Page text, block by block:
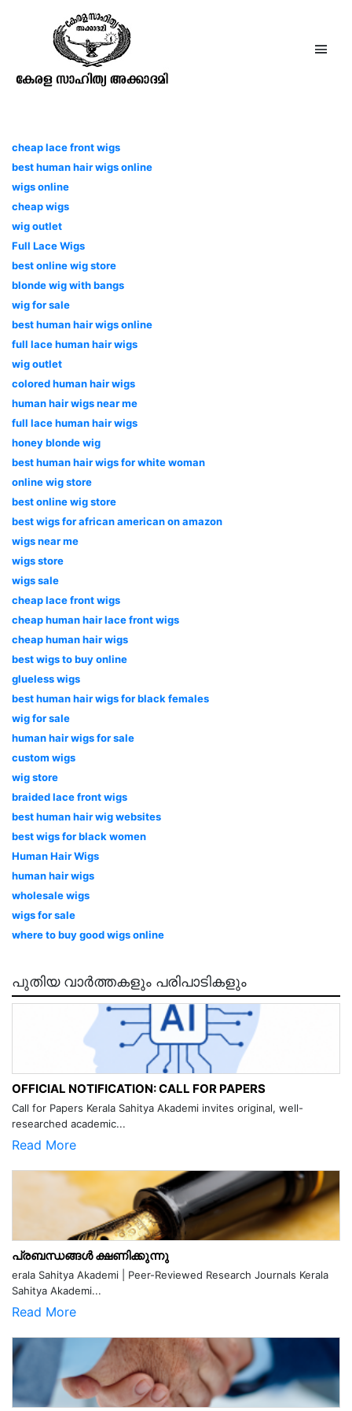
ഒരു കുമരകംകാരന്റെ
കുരുത്തംകെട്ട ലിഖിതങ്ങൾ
cheap lace front wigs
best human hair wigs online
wigs online
cheap wigs
wig outlet
Full Lace Wigs
best online wig store
blonde wig with bangs
wig for sale
best human hair wigs online
full lace human hair wigs
wig outlet
colored human hair wigs
human hair wigs near me
full lace human hair wigs
honey blonde wig
best human hair wigs for white woman
online wig store
best online wig store
best wigs for african american on amazon
wigs near me
wigs store
wigs sale
cheap lace front wigs
cheap human hair lace front wigs
cheap human hair wigs
best wigs to buy online
glueless wigs
best human hair wigs for black females
wig for sale
human hair wigs for sale
custom wigs
wig store
braided lace front wigs
best human hair wig websites
best wigs for black women
Human Hair Wigs
human hair wigs
wholesale wigs
wigs for sale
where to buy good wigs online
പുതിയ വാർത്തകളും പരിപാടികളും
OFFICIAL NOTIFICATION: CALL FOR PAPERS
Call for Papers Kerala Sahitya Akademi invites original, well-
researched academic...
Read More
പ്രബന്ധങ്ങൾ ക്ഷണിക്കുന്നു
erala Sahitya Akademi | Peer-Reviewed Research Journals Kerala
Sahitya Akademi...
Read More